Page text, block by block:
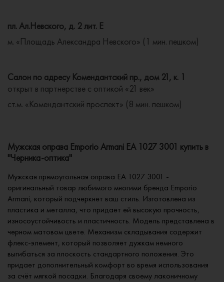
пл. Ал.Невского, д. 2 лит. Е
м. «Площадь Александра Невского» (1 мин. пешком)
Салон по адресу Комендантский пр., дом 21, к. 1
открыт в партнерстве с оптикой «21 век»
ст.м. «Комендантский проспект» (8 мин. пешком)
Мужская оправа Emporio Armani EA 1027 3001 купить в
"Черника-оптика"
Мужская прямоугольная оправа EA 1027 3001 -
оригинальный товар любимого многими бренда Emporio
Armani, который подчеркнет ваш стиль. Изготовлена из
пластика и металла, что придает ей высокую прочность,
износоустойчивость и пластичность. Модель представлена в
черном матовом цвете. Механизм складывания содержит
флекс-элемент, который позволяет дужкам немного
выгибаться за плоскость стандартного положения. Это
придает дополнительный комфорт во время использования
за счёт мягкой посадки. Благодаря своему лаконичному